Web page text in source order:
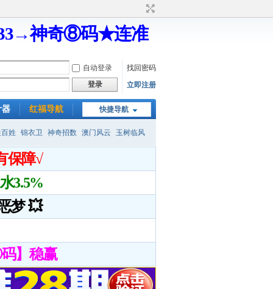
神奇⑧码★连准
自动登录
找回密码
登录 立即注册
快捷导航
器 红福导航
姓 锦衣卫 神奇招数 澳门风云 玉树临风